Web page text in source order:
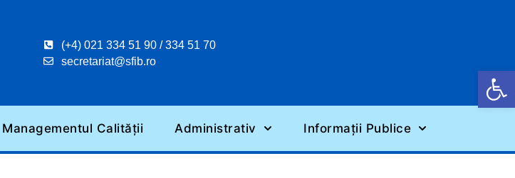
(+4) 021 334 51 90 / 334 51 70
secretariat@sfib.ro
Managementul Calității Administrativ Informații Publice